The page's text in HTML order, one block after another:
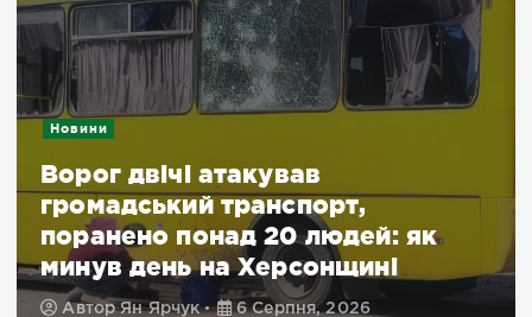
Новини
Ворог двічі атакував
громадський транспорт,
поранено понад 20 людей: як
минув день на Херсонщині
АвторЯн Ярчук 6 Серпня, 2026